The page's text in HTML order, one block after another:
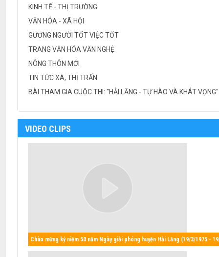
KINH TẾ - THỊ TRƯỜNG
VĂN HÓA - XÃ HỘI
GƯƠNG NGƯỜI TỐT VIỆC TỐT
TRANG VĂN HÓA VĂN NGHỆ
NÔNG THÔN MỚI
TIN TỨC XÃ, THỊ TRẤN
BÀI THAM GIA CUỘC THI: "HẢI LĂNG - TỰ HÀO VÀ KHÁT VỌNG"
VIDEO CLIPS
Chào mừng kỷ niệm 50 năm Ngày giải phóng huyện Hải Lăng (19/3/1975 -